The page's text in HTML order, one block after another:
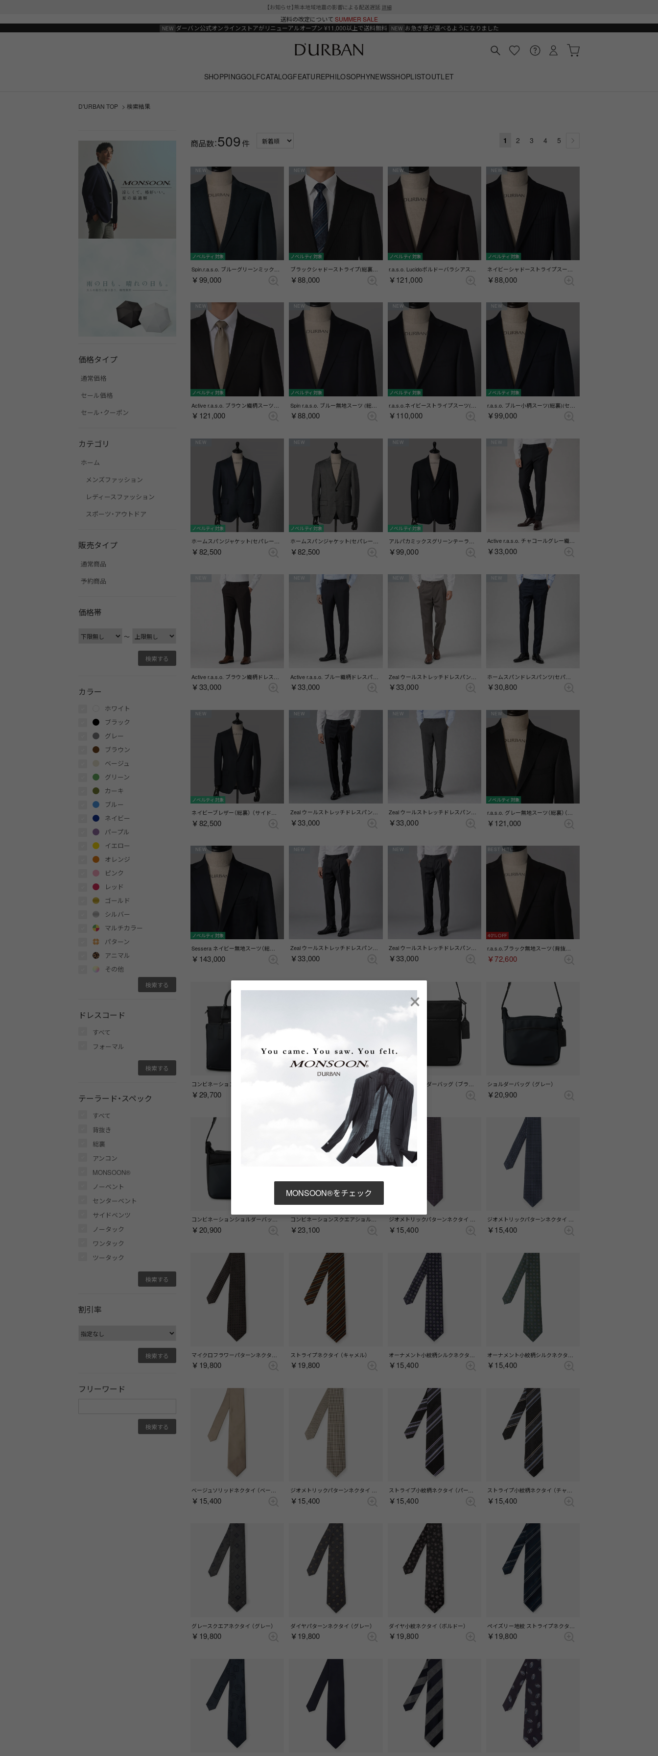
【お知らせ】熊本地域地震の影響による配送遅延 詳細
送料の改定について SUMMER SALE
ダーバン公式オンラインストアがリニューアルオープン ¥11,000以上で送料無料 お急ぎ便が選べるようになりました
SHOPPINGGOLFCATALOGFEATUREPHILOSOPHYNEWSSHOPLISTOUTLET
D'URBAN TOP > 検索結果
価格タイプ
通常価格
セール価格
セール・クーポン
カテゴリ
ホーム
メンズファッション
レディースファッション
スポーツ・アウトドア
販売タイプ
通常商品
予約商品
価格帯
〜
カラー
ホワイト
ブラック
グレー
ブラウン
ベージュ
グリーン
カーキ
ブルー
ネイビー
パープル
イエロー
オレンジ
ピンク
レッド
ゴールド
シルバー
マルチカラー
パターン
アニマル
その他
ドレスコード
すべて
フォーマル
テーラード・スペック
すべて
背抜き
総裏
アンコン
MONSOON®
ノーベント
センターベント
サイドベンツ
ノータック
ワンタック
ツータック
割引率
フリーワード
商品数：509 件 1 2 3 4 5
NEW
ノベルティ対象
Spin.r.a.s.o. ブルーグリーンミックススーツ(総裏)(センターベント) （ブルー）
￥99,000
NEW
ノベルティ対象
ブラックシャドーストライプ(総裏)(センターベント) （ブラック）
￥88,000
NEW
ノベルティ対象
r.a.s.o. Lucidoボルドーバラシアスーツ(総裏)(サイドベンツ) （ボルドー）
￥121,000
NEW
ノベルティ対象
ネイビーシャドーストライプスーツ(総裏)(センターベント) （ネイビー）
￥88,000
NEW
ノベルティ対象
￥121,000
NEW
ノベルティ対象
￥88,000
NEW
ノベルティ対象
￥110,000
NEW
ノベルティ対象
￥99,000
NEW
ノベルティ対象
￥82,500
NEW
ノベルティ対象
￥82,500
NEW
ノベルティ対象
￥99,000
NEW
￥33,000
￥33,000
NEW
￥33,000
NEW
￥33,000
NEW
￥30,800
NEW
ノベルティ対象
￥82,500
NEW
￥33,000
NEW
￥33,000
NEW
ノベルティ対象
￥121,000
NEW
ノベルティ対象
Sessera ネイビー無地スーツ（総裏） （センターベント） （ネイビー）
￥143,000
NEW
Zeal ウールストレッチドレスパンツ(ワンタック) （チャコール）
￥33,000
NEW
Zeal ウールストレッチドレスパンツ(ワンタック) （グレー）
￥33,000
BEST HIT!
40%
r.a.s.o.ブラック無地スーツ（背抜き）（サイドベンツ） （ブラック）
￥72,600
￥29,700
2wayトートバッグ （グレー）
￥23,100
ショルダーバッグ （グレー）
￥20,900
コンビネーションショルダーバッグ （ブラック）
￥20,900
コンビネーションスクエアショルダーバッグ （ブラック）
￥23,100
ジオメトリックパターンネクタイ （パープル）
￥15,400
ジオメトリックパターンネクタイ （ブルー）
￥15,400
￥19,800
ストライプネクタイ （キャメル）
￥19,800 ￥15,400 ￥15,400
￥15,400 ￥15,400
ストライプ小紋柄ネクタイ （パープル）
￥15,400 ￥15,400
グレースクエアネクタイ （グレー）
￥19,800
ダイヤパターンネクタイ （グレー）
￥19,800
ダイヤ小紋ネクタイ （ボルドー）
￥19,800 ￥19,800
×
MONSOON®をチェック